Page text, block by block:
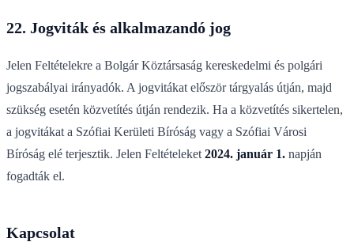
22. Jogviták és alkalmazandó jog
Jelen Feltételekre a Bolgár Köztársaság kereskedelmi és polgári
jogszabályai irányadók. A jogvitákat először tárgyalás útján, majd
szükség esetén közvetítés útján rendezik. Ha a közvetítés sikertelen,
a jogvitákat a Szófiai Kerületi Bíróság vagy a Szófiai Városi
Bíróság elé terjesztik. Jelen Feltételeket 2024. január 1. napján
fogadták el.
Kapcsolat